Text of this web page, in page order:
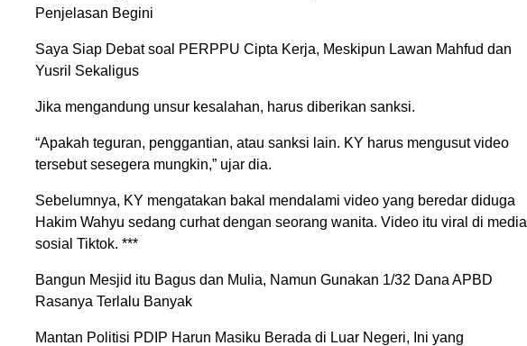
Penjelasan Begini
Saya Siap Debat soal PERPPU Cipta Kerja, Meskipun Lawan Mahfud dan
Yusril Sekaligus
Jika mengandung unsur kesalahan, harus diberikan sanksi.
“Apakah teguran, penggantian, atau sanksi lain. KY harus mengusut video
tersebut sesegera mungkin,” ujar dia.
Sebelumnya, KY mengatakan bakal mendalami video yang beredar diduga
Hakim Wahyu sedang curhat dengan seorang wanita. Video itu viral di media
sosial Tiktok. ***
Bangun Mesjid itu Bagus dan Mulia, Namun Gunakan 1/32 Dana APBD
Rasanya Terlalu Banyak
Mantan Politisi PDIP Harun Masiku Berada di Luar Negeri, Ini yang